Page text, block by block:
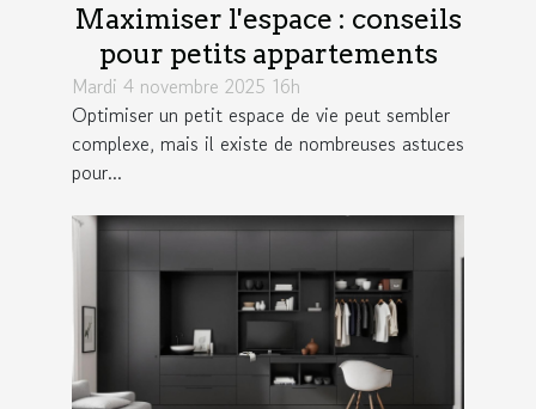
Maximiser l'espace : conseils
pour petits appartements
Mardi 4 novembre 2025 16h
Optimiser un petit espace de vie peut sembler
complexe, mais il existe de nombreuses astuces
pour...